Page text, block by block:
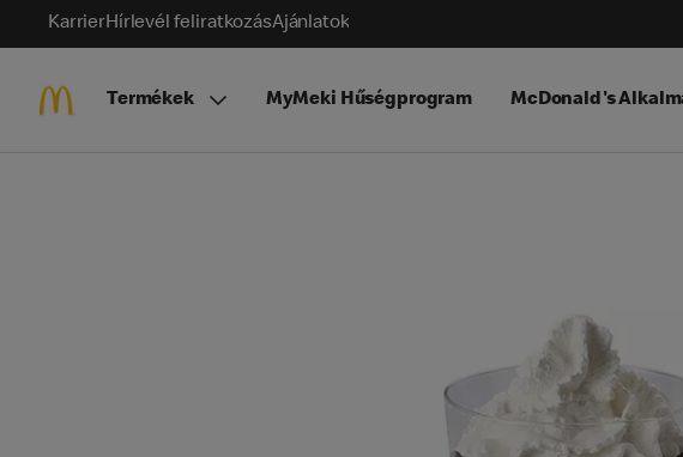
KarrierHírlevél feliratkozásAjánlatok
Termékek MyMeki Hűségprogram McDonald's